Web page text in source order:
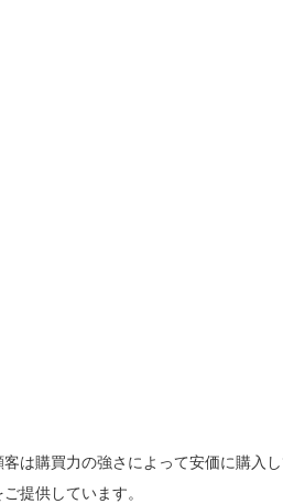
は購買力の強さによって安価に購入
提供しています。